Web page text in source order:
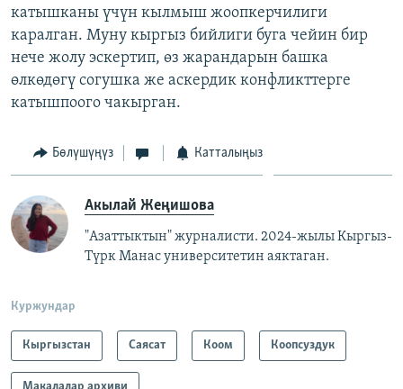
катышканы үчүн кылмыш жоопкерчилиги
каралган. Муну кыргыз бийлиги буга чейин бир
нече жолу эскертип, өз жарандарын башка
өлкөдөгү согушка же аскердик конфликттерге
катышпоого чакырган.
Бөлүшүңүз Катталыңыз
Акылай Жеңишова
"Азаттыктын" журналисти. 2024-жылы Кыргыз-
Түрк Манас университетин аяктаган.
Куржундар
Кыргызстан Саясат Коом Коопсуздук